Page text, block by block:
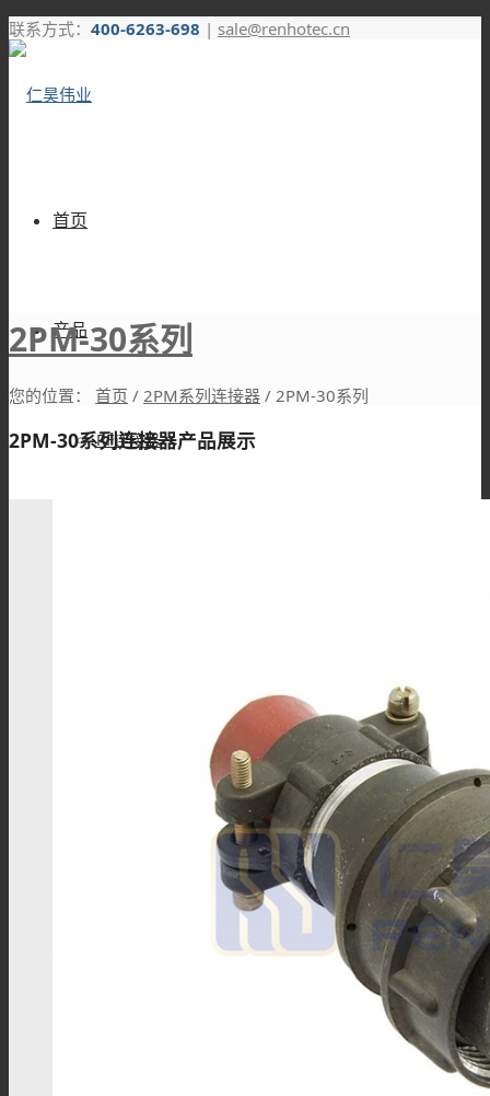
联系方式： 400-6263-698 | sale@renhotec.cn
首页
产品
RF连接器
SMA连接器
2PM-30系列
您的位置： 首页 / 2PM系列连接器 / 2PM-30系列
2PM-30系列连接器产品展示